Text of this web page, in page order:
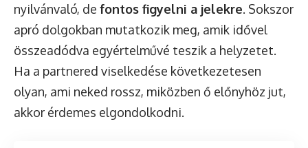
nyilvánvaló, de fontos figyelni a jelekre. Sokszor
apró dolgokban mutatkozik meg, amik idővel
összeadódva egyértelművé teszik a helyzetet.
Ha a partnered viselkedése következetesen
olyan, ami neked rossz, miközben ő előnyhöz jut,
akkor érdemes elgondolkodni.